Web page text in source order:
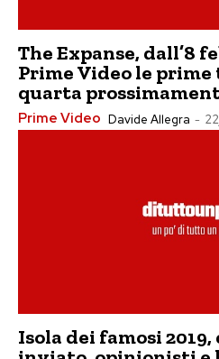
The Expanse, dall’8
Prime Video le
quarta
Prime Video Davide Allegra -
Isola dei famosi